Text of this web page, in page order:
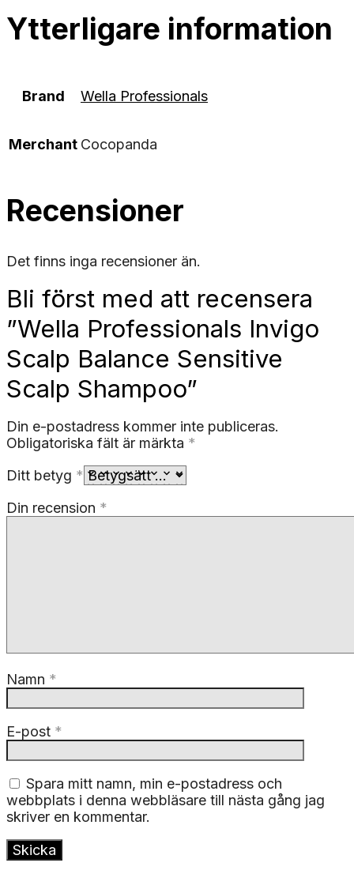
Ytterligare information
Brand Wella Professionals
Merchant Cocopanda
Recensioner
Det finns inga recensioner än.
Bli först med att recensera
”Wella Professionals Invigo
Scalp Balance Sensitive
Scalp Shampoo”
Din e-postadress kommer inte publiceras.
Obligatoriska fält är märkta *
Ditt betyg *
Din recension *
Namn *
E-post *
Spara mitt namn, min e-postadress och
webbplats i denna webbläsare till nästa gång jag
skriver en kommentar.